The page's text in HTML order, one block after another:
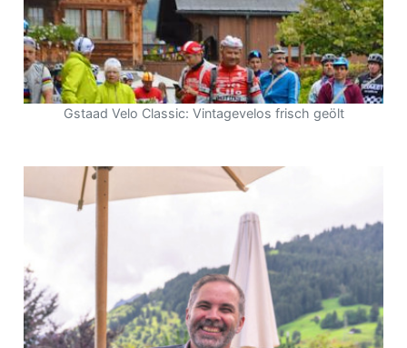
Gstaad Velo Classic: Vintagevelos frisch geölt